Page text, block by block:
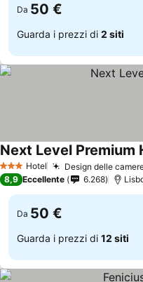
Da 50 €
Guarda i prezzi di 2 siti
3 StelleHotel Design delle
Next Level Premium
8,9 Eccellente 6.268
Da 50 €
Guarda i prezzi di 12 siti